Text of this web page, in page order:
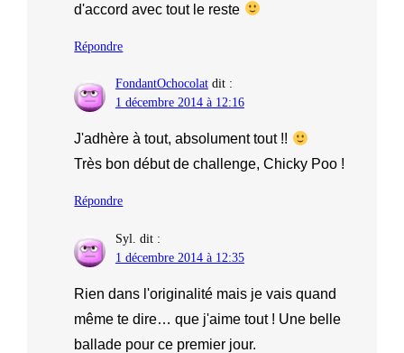
d'accord avec tout le reste
Répondre
FondantOchocolat dit :
1 décembre 2014 à 12:16
J'adhère à tout, absolument tout !!
Très bon début de challenge, Chicky Poo !
Répondre
Syl.
dit :
1 décembre 2014 à 12:35
Rien dans l'originalité mais je vais quand
même te dire… que j'aime tout ! Une belle
ballade pour ce premier jour.